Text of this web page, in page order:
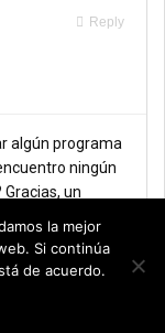
Reply
algún programa
ningún
un
la mejor
Si continúa
de acuerdo.